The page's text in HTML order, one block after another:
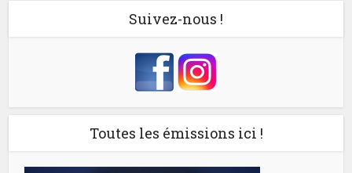
Suivez-nous !
Toutes les émissions ici !